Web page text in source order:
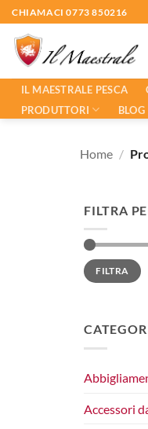
Salta
ai
contenuti
CHIAMACI 0773 850216
IL MAESTRALE PESCA
PRODUTTORI
BLOG
Home /
FILTRA
Prezzo
Min
Prezzo
MaxFILTRA
Accessori